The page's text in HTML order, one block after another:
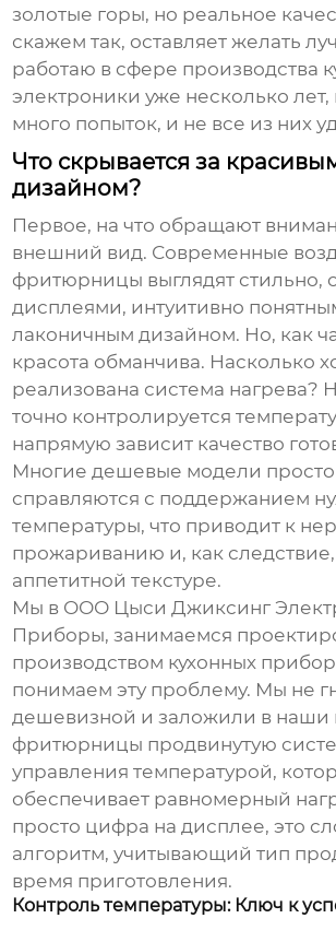
золотые горы, но реальное
скажем так, оставляет желать
работаю в сфере производства
электроники уже несколько
много попыток, и не все из них
Что скрывается за
дизайном?
Первое, на что обращают
внешний вид. Современные
фритюрницы выглядят
дисплеями, интуитивно
лаконичным дизайном. Но, как
красота обманчива. Насколько
реализована система нагрева?
точно контролируется
напрямую зависит качество
Многие дешевые модели
справляются с поддержанием
температуры, что приводит к
прожариванию и, как
аппетитной текстуре.
Мы в ООО Цыси Джиксинг
Приборы, занимаемся
производством кухонных
понимаем эту проблему. Мы не
дешевизной и заложили в наши
фритюрницы продвинутую
управления температурой,
обеспечивает равномерный
просто цифра на дисплее, это
алгоритм, учитывающий тип
время приготовления.
Контроль температуры: Ключ к